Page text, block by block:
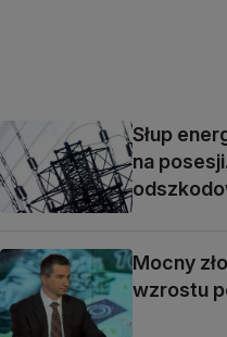
Słup
na
Mocny
wzrostu